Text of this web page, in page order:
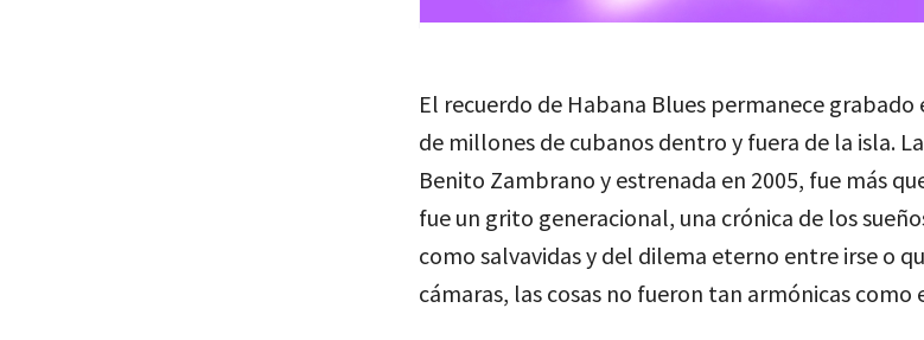
El recuerdo de Habana Blues permanece
de millones de cubanos dentro y fuera de la isla.
Benito Zambrano y estrenada en 2005, fue más
fue un grito generacional, una crónica de los
como salvavidas y del dilema eterno entre irse o
cámaras, las cosas no fueron tan armónicas